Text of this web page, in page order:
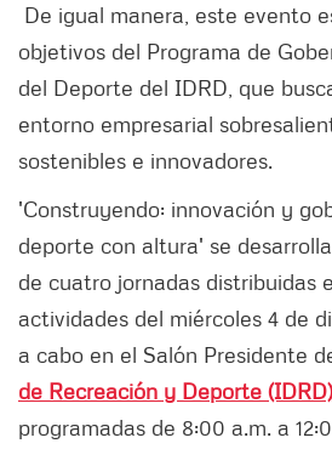
De igual manera, este evento
objetivos del Programa de
del Deporte del IDRD, que
entorno empresarial
sostenibles e innovadores.
'Construyendo: innovación y
deporte con altura' se
de cuatro jornadas distribuidas
actividades del miércoles 4 de
a cabo en el Salón Presidente
de Recreación y Deporte (IDRD)
programadas de 8:00 a.m. a